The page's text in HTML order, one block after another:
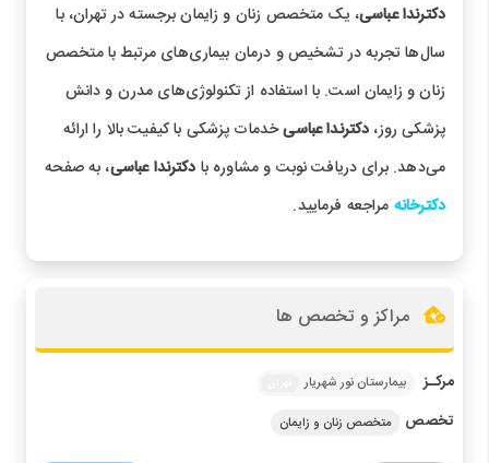
دکترندا عباسی، یک متخصص زنان و زایمان برجسته در تهران، با
سال‌ها تجربه در تشخیص و درمان بیماری‌های مرتبط با متخصص
زنان و زایمان است. با استفاده از تکنولوژی‌های مدرن و دانش
پزشکی روز، دکترندا عباسیخدمات پزشکی با کیفیت بالا را ارائه
می‌دهد. برای دریافت نوبت و مشاوره با دکترندا عباسی، به صفحه
دکترخانه مراجعه فرمایید.
مراکز و تخصص ها
مرکـز بیمارستان نور شهریار
تخصص متخصص زنان و زایمان